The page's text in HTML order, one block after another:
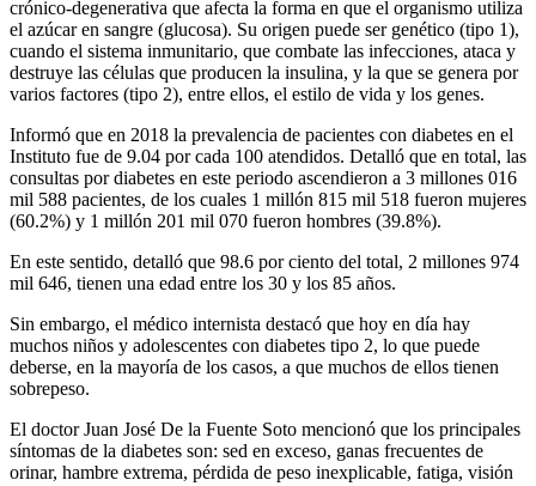
crónico-degenerativa que afecta la forma en que el organismo utiliza
el azúcar en sangre (glucosa). Su origen puede ser genético (tipo 1),
cuando el sistema inmunitario, que combate las infecciones, ataca y
destruye las células que producen la insulina, y la que se genera por
varios factores (tipo 2), entre ellos, el estilo de vida y los genes.
Informó que en 2018 la prevalencia de pacientes con diabetes en el
Instituto fue de 9.04 por cada 100 atendidos. Detalló que en total, las
consultas por diabetes en este periodo ascendieron a 3 millones 016
mil 588 pacientes, de los cuales 1 millón 815 mil 518 fueron mujeres
(60.2%) y 1 millón 201 mil 070 fueron hombres (39.8%).
En este sentido, detalló que 98.6 por ciento del total, 2 millones 974
mil 646, tienen una edad entre los 30 y los 85 años.
Sin embargo, el médico internista destacó que hoy en día hay
muchos niños y adolescentes con diabetes tipo 2, lo que puede
deberse, en la mayoría de los casos, a que muchos de ellos tienen
sobrepeso.
El doctor Juan José De la Fuente Soto mencionó que los principales
síntomas de la diabetes son: sed en exceso, ganas frecuentes de
orinar, hambre extrema, pérdida de peso inexplicable, fatiga, visión